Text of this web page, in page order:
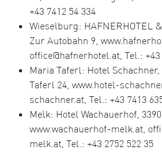
+43 7412 54 334
Wieselburg: HAFNERHOTEL
Zur Autobahn 9,
office@hafnerhotel.at, Tel.: +43
Maria Taferl: Hotel
Taferl 24, www.hotel-
schachner.at, Tel.: +43 7413
Melk: Hotel Wachauerhof,
www.wachauerhof-melk.at,
melk.at, Tel.: +43 2752 522 35